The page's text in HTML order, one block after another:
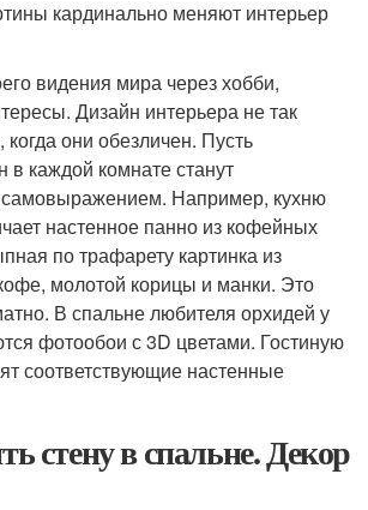
кардинально меняют интерьер
видения мира через хобби,
Дизайн интерьера не так
когда они обезличен. Пусть
в каждой комнате станут
Например, кухню
настенное панно из кофейных
по трафарету картинка из
молотой корицы и манки. Это
В спальне любителя орхидей у
фотообои с 3D цветами. Гостиную
соответствующие настенные
стену в спальне. Декор